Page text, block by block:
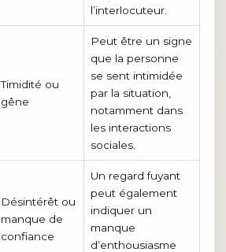
l’interlocuteur.
Timidité ou
gêne
Peut être un signe
que la personne
se sent intimidée
par la situation,
notamment dans
les interactions
sociales.
Désintérêt ou
manque de
confiance
Un regard fuyant
peut également
indiquer un
manque
d’enthousiasme